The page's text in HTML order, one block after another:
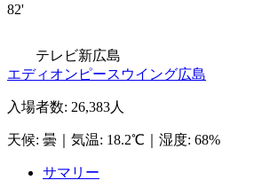
82'
テレビ新広島
エディオンピースウイング広島
入場者数: 26,383人
天候: 曇 気温: 18.2℃ 湿度: 68%
サマリー